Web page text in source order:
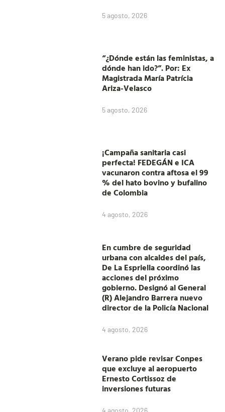
5 agosto, 2026
“¿Dónde están las feministas, a
dónde han ido?”. Por: Ex
Magistrada María Patrícia
Ariza-Velasco
5 agosto, 2026
¡Campaña sanitaria casi
perfecta! FEDEGÁN e ICA
vacunaron contra aftosa el 99
% del hato bovino y bufalino
de Colombia
4 agosto, 2026
En cumbre de seguridad
urbana con alcaldes del país,
De La Espriella coordinó las
acciones del próximo
gobierno. Designó al General
(R) Alejandro Barrera nuevo
director de la Policía Nacional
4 agosto, 2026
Verano pide revisar Conpes
que excluye al aeropuerto
Ernesto Cortissoz de
inversiones futuras
4 agosto, 2026